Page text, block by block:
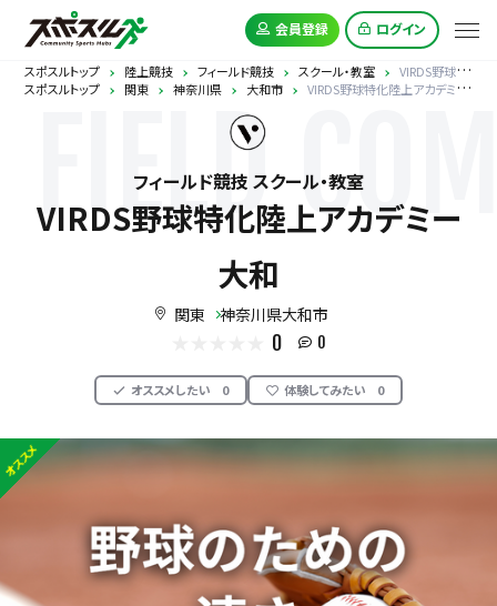
会員登録 ログイン
スポスルトップ 陸上競技 フィールド競技 スクール・教室
VIRDS野球特化陸上アカデミー大和
スポスルトップ
関東 神奈川県 大和市 VIRDS野球特化陸上アカデミー大和
FIELD
フィールド競技 スクール・教室
VIRDS野球特化陸上アカデミー
大和
関東 神奈川県大和市
0 0
オススメしたい 0 体験してみたい 0
オススメ